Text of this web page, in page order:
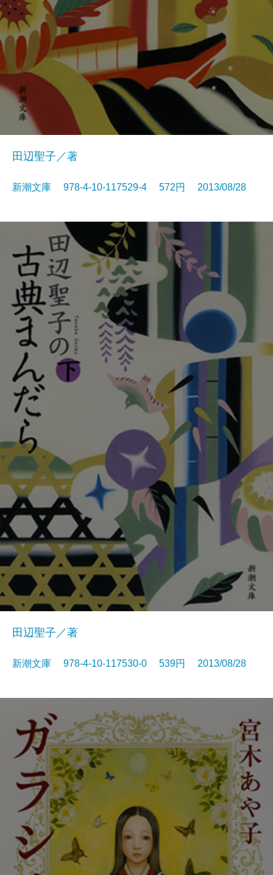
田辺聖子／著
新潮文庫 978-4-10-117529-4 572円 2013/08/28
田辺聖子／著
新潮文庫 978-4-10-117530-0 539円 2013/08/28